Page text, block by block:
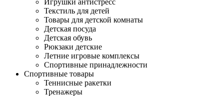
Игрушки антистресс
Текстиль для детей
Товары для детской комнаты
Детская посуда
Детская обувь
Рюкзаки детские
Летние игровые комплексы
Спортивные принадлежности
Спортивные товары
Теннисные ракетки
Тренажеры